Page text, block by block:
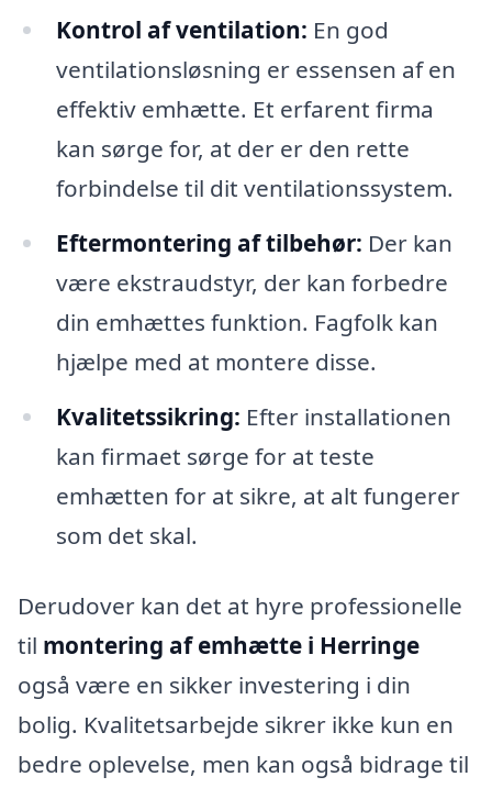
Kontrol af ventilation: En god
ventilationsløsning er essensen af en
effektiv emhætte. Et erfarent firma
kan sørge for, at der er den rette
forbindelse til dit ventilationssystem.
Eftermontering af tilbehør: Der kan
være ekstraudstyr, der kan forbedre
din emhættes funktion. Fagfolk kan
hjælpe med at montere disse.
Kvalitetssikring: Efter installationen
kan firmaet sørge for at teste
emhætten for at sikre, at alt fungerer
som det skal.
Derudover kan det at hyre professionelle
til montering af emhætte i Herringe
også være en sikker investering i din
bolig. Kvalitetsarbejde sikrer ikke kun en
bedre oplevelse, men kan også bidrage til